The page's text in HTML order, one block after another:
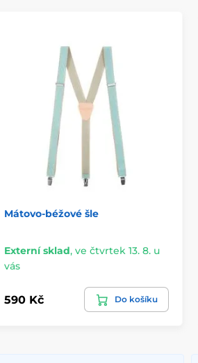
Mátovo-béžové šle
Externí sklad, ve čtvrtek 13. 8. u
vás
590 Kč Do košíku